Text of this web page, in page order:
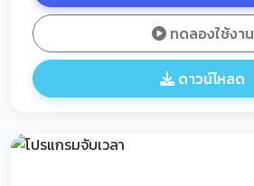
ทดลองใช้งาน
ดาวน์โหลด